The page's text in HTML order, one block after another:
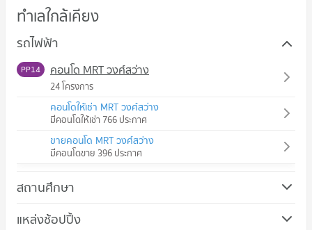
ทำเลใกล้เคียง
รถไฟฟ้า
PP14 คอนโด MRT วงศ์สว่าง
24 โครงการ
คอนโดให้เช่า MRT วงศ์สว่าง
มีคอนโดให้เช่า 766 ประกาศ
ขายคอนโด MRT วงศ์สว่าง
มีคอนโดขาย 396 ประกาศ
สถานศึกษา
คอนโด วิทยาลัยพยาบาลบรมราชชนนีศรีธัญญา
แหล่งช้อปปิ้ง